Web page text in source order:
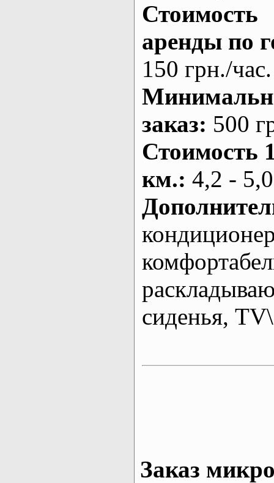
Стоимость
аренды по
150 грн./час.
заказ: 500
Стоимость
км.: 4,2 -
сиденья,
Заказ